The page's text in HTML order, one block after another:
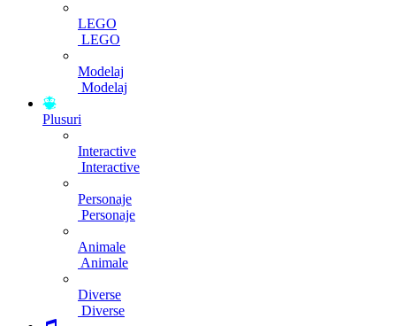
LEGO
LEGO
Modelaj
Modelaj
Plusuri
Interactive
Interactive
Personaje
Personaje
Animale
Animale
Diverse
Diverse